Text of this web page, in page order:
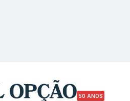
50 ANOS